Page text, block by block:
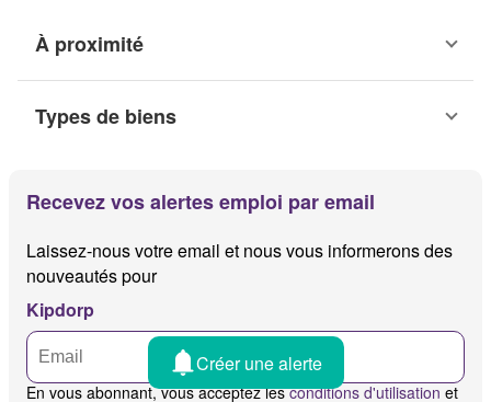
À proximité
Types de biens
Recevez vos alertes emploi par email
Laissez-nous votre email et nous vous informerons des
nouveautés pour
Kipdorp
En vous abonnant, vous acceptez lesconditions d'utilisation et
Créer une alerte